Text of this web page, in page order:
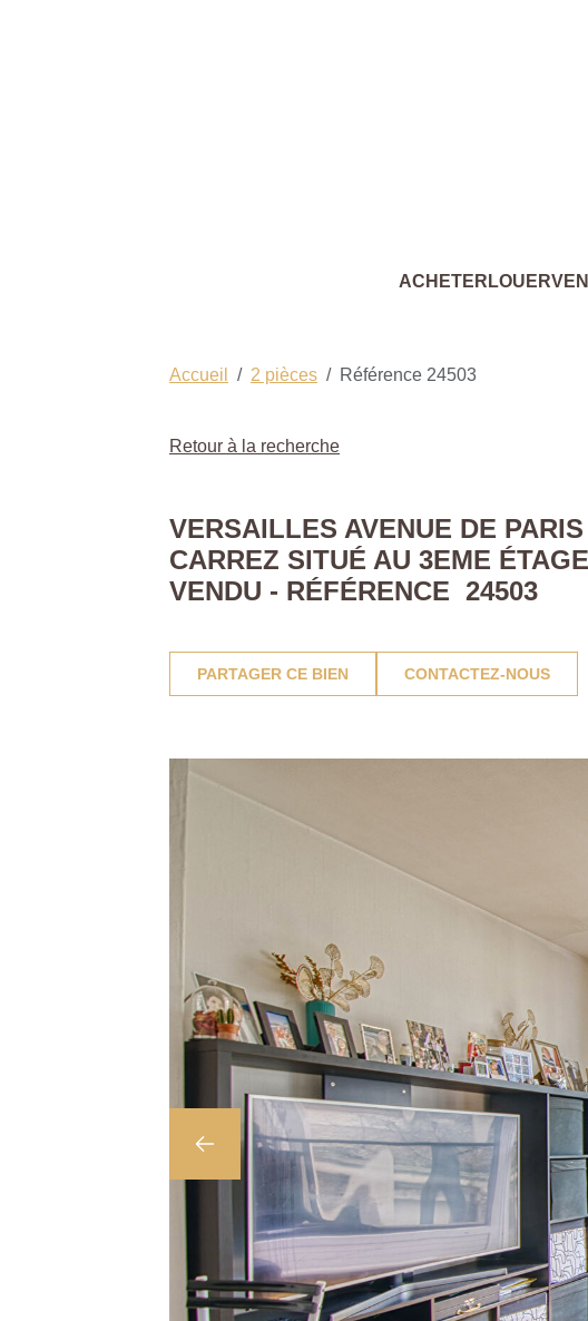
ACHETER LOUER
Accueil 2 pièces Référence 24503
Retour à la recherche
VERSAILLES AVENUE DE
CARREZ SITUÉ AU 3EME
VENDU - RÉFÉRENCE 24503
PARTAGER CE BIEN CONTACTEZ-NOUS